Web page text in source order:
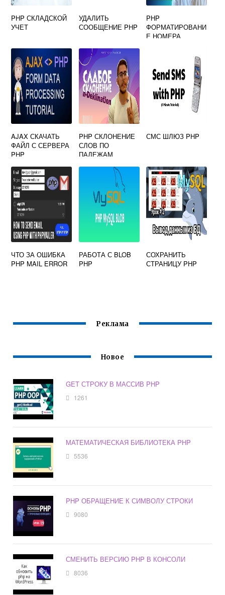
PHP СКЛАДСКОЙ
УЧЕТ
УДАЛИТЬ
СООБЩЕНИЕ PHP
PHP
ФОРМАТИРОВАНИ
Е НОМЕРА
AJAX СКАЧАТЬ
ФАЙЛ С СЕРВЕРА
PHP
PHP СКЛОНЕНИЕ
СЛОВ ПО
ПАДЕЖАМ
СМС ШЛЮЗ PHP
ЧТО ЗА ОШИБКА
PHP MAIL ERROR
РАБОТА С BLOB
PHP
СОХРАНИТЬ
СТРАНИЦУ PHP
Реклама
Новое
GET СТРОКУ В МАССИВ PHP
1261
МАТЕМАТИЧЕСКАЯ БИБЛИОТЕКА PHP
5536
PHP ОБРАЩЕНИЕ К СИМВОЛУ СТРОКИ
9080
СМЕНИТЬ ВЕРСИЮ PHP В КОНСОЛИ
8036